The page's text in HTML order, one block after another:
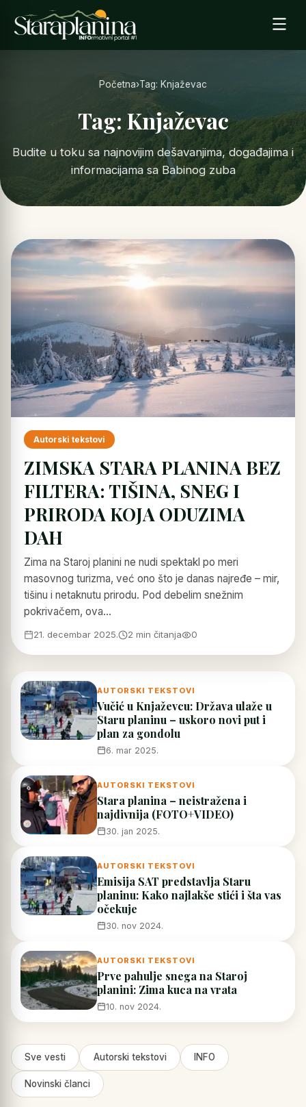
Početna›Tag: Knjaževac
Tag: Knjaževac
Budite u toku sa najnovijim dešavanjima, događajima i
informacijama sa Babinog zuba
Autorski tekstovi
ZIMSKA STARA PLANINA BEZ
FILTERA: TIŠINA, SNEG I
PRIRODA KOJA ODUZIMA
DAH
Zima na Staroj planini ne nudi spektakl po meri
masovnog turizma, već ono što je danas najređe – mir,
tišinu i netaknutu prirodu. Pod debelim snežnim
pokrivačem, ova…
21. decembar 2025. 2 min čitanja 0
AUTORSKI TEKSTOVI
Vučić u Knjaževcu: Država ulaže u
Staru planinu – uskoro novi put i
plan za gondolu
6. mar 2025.
AUTORSKI TEKSTOVI
Stara planina – neistražena i
najdivnija (FOTO+VIDEO)
30. jan 2025.
AUTORSKI TEKSTOVI
Emisija SAT predstavlja Staru
planinu: Kako najlakše stići i šta vas
očekuje
30. nov 2024.
AUTORSKI TEKSTOVI
Prve pahulje snega na Staroj
planini: Zima kuca na vrata
10. nov 2024.
Sve vesti Autorski tekstovi INFO
Novinski članci